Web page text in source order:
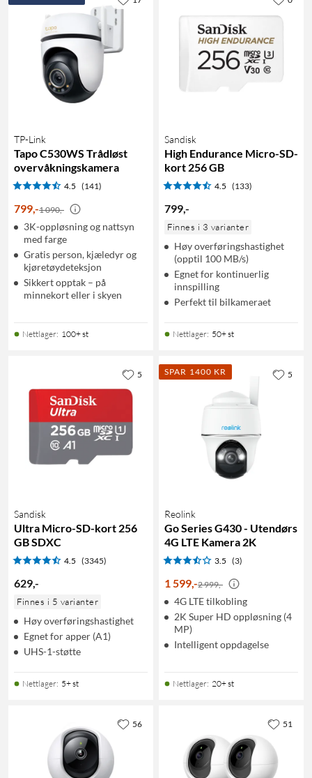
TP-Link
Tapo C530WS Trådløst
overvåkningskamera
4.5 (141)
799-1 090,-
3K-oppløsning og nattsyn
med farge
Gratis person, kjæledyr og
kjøretøydeteksjon
Sikkert opptak – på
minnekort eller i skyen
Nettlager: 100+ st
Sandisk
High Endurance Micro-SD-
kort 256 GB
4.5 (133)
799-
Finnes i 3 varianter
Høy overføringshastighet
(opptil 100 MB/s)
Egnet for kontinuerlig
innspilling
Perfekt til bilkameraet
Nettlager: 50+ st
Sandisk
Ultra Micro-SD-kort 256
GB SDXC
4.5 (3345)
629-
Finnes i 5 varianter
Høy overføringshastighet
Egnet for apper (A1)
UHS-1-støtte
Nettlager: 5+ st
5 SPAR 1400 KR
Reolink
Go Series G430 - Utendørs
4G LTE Kamera 2K
3.5 (3)
1 599-2 999,-
4G LTE tilkobling
2K Super HD oppløsning (4
MP)
Intelligent oppdagelse
Nettlager: 20+ st
5
56 51